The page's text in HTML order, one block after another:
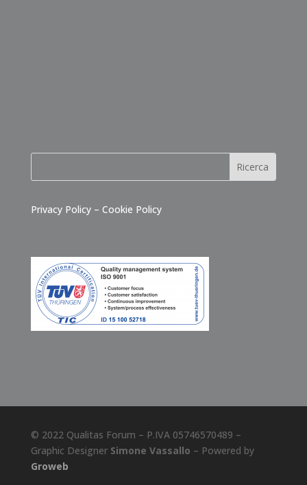
Privacy Policy – Cookie Policy
© 2022 Qualitas Forum – P.IVA 05746570489 –
Graphic Designer Simone Vassallo – Powered by
Groweb